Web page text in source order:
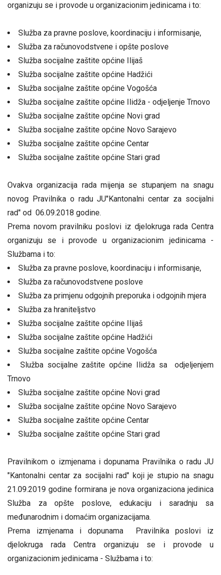
organizuju se i provode u organizacionim jedinicama i to:
Služba za pravne poslove, koordinaciju i informisanje,
Služba za računovodstvene i opšte poslove
Služba socijalne zaštite općine Ilijaš
Služba socijalne zaštite općine Hadžići
Služba socijalne zaštite općine Vogošća
Služba socijalne zaštite općine Ilidža - odjeljenje Trnovo
Služba socijalne zaštite općine Novi grad
Služba socijalne zaštite općine Novo Sarajevo
Služba socijalne zaštite općine Centar
Služba socijalne zaštite općine Stari grad
Ovakva organizacija rada mijenja se stupanjem na snagu
novog Pravilnika o radu JU"Kantonalni centar za socijalni
rad" od 06.09.2018 godine.
Prema novom pravilniku poslovi iz djelokruga rada Centra
organizuju se i provode u organizacionim jedinicama -
Službama i to:
Služba za pravne poslove, koordinaciju i informisanje,
Služba za računovodstvene poslove
Služba za primjenu odgojnih preporuka i odgojnih mjera
Služba za hraniteljstvo
Služba socijalne zaštite općine Ilijaš
Služba socijalne zaštite općine Hadžići
Služba socijalne zaštite općine Vogošća
Služba socijalne zaštite općine Ilidža sa odjeljenjem
Trnovo
Služba socijalne zaštite općine Novi grad
Služba socijalne zaštite općine Novo Sarajevo
Služba socijalne zaštite općine Centar
Služba socijalne zaštite općine Stari grad
Pravilnikom o izmjenama i dopunama Pravilnika o radu JU
"Kantonalni centar za socijalni rad" koji je stupio na snagu
21.09.2019 godine formirana je nova organizaciona jedinica
Služba za opšte poslove, edukaciju i saradnju sa
međunarodnim i domaćim organizacijama.
Prema izmjenama i dopunama Pravilnika poslovi iz
djelokruga rada Centra organizuju se i provode u
organizacionim jedinicama - Službama i to: